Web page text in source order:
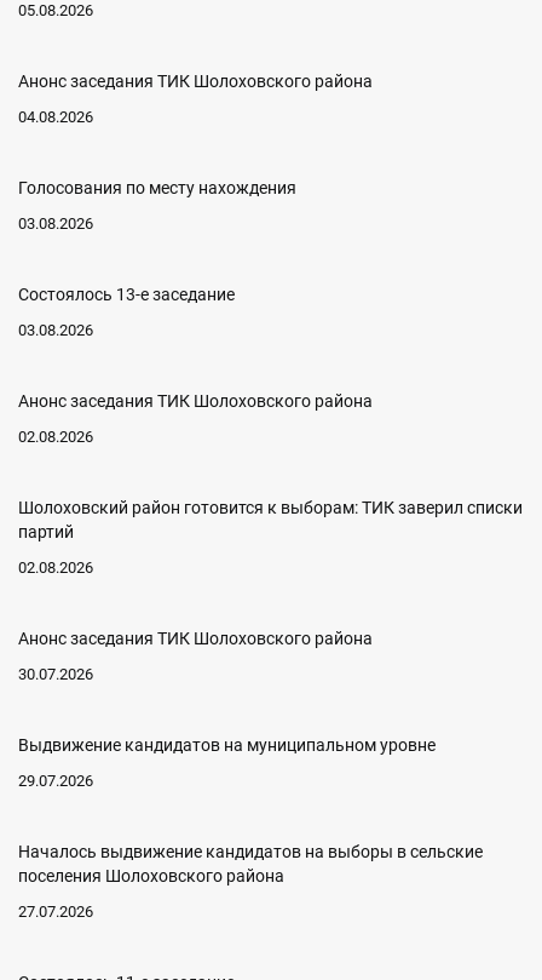
05.08.2026
Анонс заседания ТИК Шолоховского района
04.08.2026
Голосования по месту нахождения
03.08.2026
Состоялось 13-е заседание
03.08.2026
Анонс заседания ТИК Шолоховского района
02.08.2026
Шолоховский район готовится к выборам: ТИК заверил списки
партий
02.08.2026
Анонс заседания ТИК Шолоховского района
30.07.2026
Выдвижение кандидатов на муниципальном уровне
29.07.2026
Началось выдвижение кандидатов на выборы в сельские
поселения Шолоховского района
27.07.2026